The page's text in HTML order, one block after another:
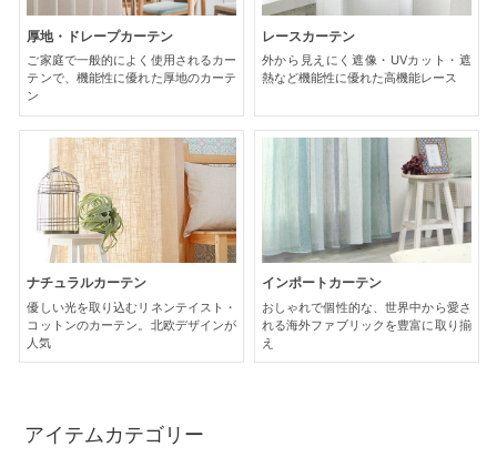
厚地・ドレープカーテン
ご家庭で一般的によく使用されるカー
テンで、機能性に優れた厚地のカーテ
ン
レースカーテン
外から見えにく遮像・UVカット・遮
熱など機能性に優れた高機能レース
ナチュラルカーテン
優しい光を取り込むリネンテイスト・
コットンのカーテン。北欧デザインが
人気
インポートカーテン
おしゃれで個性的な、世界中から愛さ
れる海外ファブリックを豊富に取り揃
え
アイテムカテゴリー